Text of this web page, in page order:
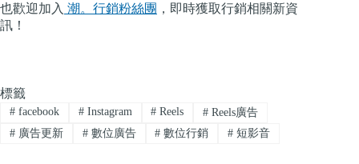
也歡迎加入 潮。行銷粉絲團 ，即時獲取行銷相關新資
訊！
標籤
#facebook #Instagram # Reels # Reels廣告
#廣告更新 #數位廣告 # 數位行銷 # 短影音